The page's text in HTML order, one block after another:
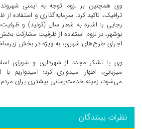
وی همچنین بر لزوم توجه به ایمنی
ترافیک، تاکید کرد. سرمایه‌گذاری و
رجایی با اشاره به شعار سال (تولید) و
بوشهر، بر لزوم استفاده از ظرفیت مشارکت
اجرای طرح‌های شهری، به ویژه در بخش
وی با تشکر مجدد از شهرداری و شورای
میزبانی، اظهار امیدواری کرد: امیدواریم
می‌شود، زمینه خدمت‌رسانی بیشتری برای مردم
نظرات بینندگان